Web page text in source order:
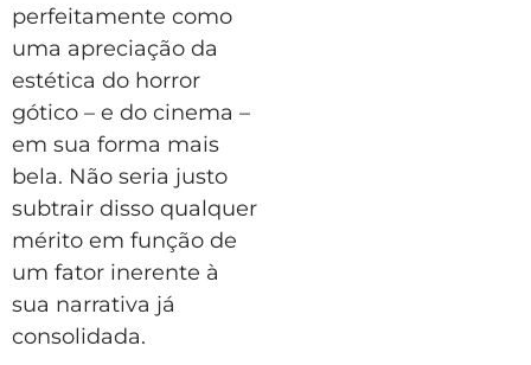
perfeitamente como
uma apreciação da
estética do horror
gótico – e do cinema –
em sua forma mais
bela. Não seria justo
subtrair disso qualquer
mérito em função de
um fator inerente à
sua narrativa já
consolidada.